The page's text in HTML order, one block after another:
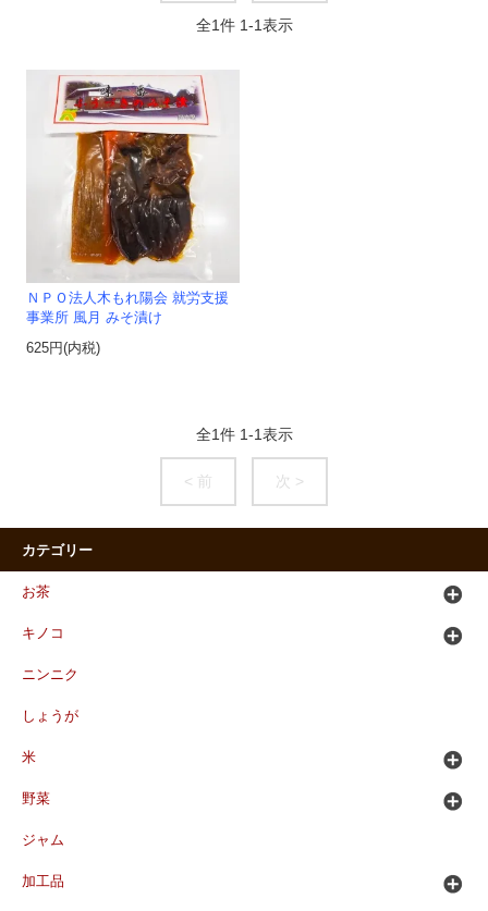
全1件 1-1表示
ＮＰＯ法人木もれ陽会 就労支援
事業所 風月 みそ漬け
625円(内税)
全1件 1-1表示
< 前 次 >
カテゴリー
お茶
キノコ
ニンニク
しょうが
米
野菜
ジャム
加工品